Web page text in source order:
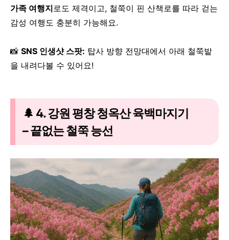
가족 여행지로도 제격이고, 철쭉이 핀 산책로를 따라 걷는
감성 여행도 충분히 가능해요.
📸 SNS 인생샷 스팟: 탑사 방향 전망대에서 아래 철쭉밭
을 내려다볼 수 있어요!
🌲 4. 강원 평창 청옥산 육백마지기
– 끝없는 철쭉 능선